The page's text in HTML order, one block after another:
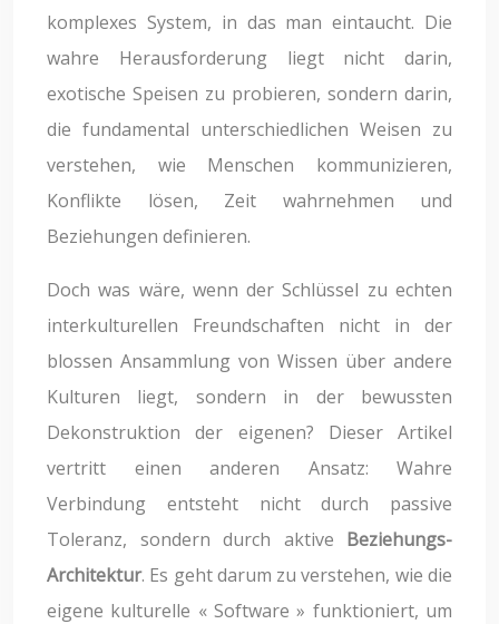
komplexes System, in das man eintaucht. Die
wahre Herausforderung liegt nicht darin,
exotische Speisen zu probieren, sondern darin,
die fundamental unterschiedlichen Weisen zu
verstehen, wie Menschen kommunizieren,
Konflikte lösen, Zeit wahrnehmen und
Beziehungen definieren.
Doch was wäre, wenn der Schlüssel zu echten
interkulturellen Freundschaften nicht in der
blossen Ansammlung von Wissen über andere
Kulturen liegt, sondern in der bewussten
Dekonstruktion der eigenen? Dieser Artikel
vertritt einen anderen Ansatz: Wahre
Verbindung entsteht nicht durch passive
Toleranz, sondern durch aktive Beziehungs-
Architektur. Es geht darum zu verstehen, wie die
eigene kulturelle « Software » funktioniert, um